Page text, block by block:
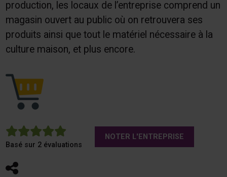
production, les locaux de l’entreprise comprend un
magasin ouvert au public où on retrouvera ses
produits ainsi que tout le matériel nécessaire à la
culture maison, et plus encore.
5
Basé sur 2 évaluations
NOTER L'ENTREPRISE
Partager